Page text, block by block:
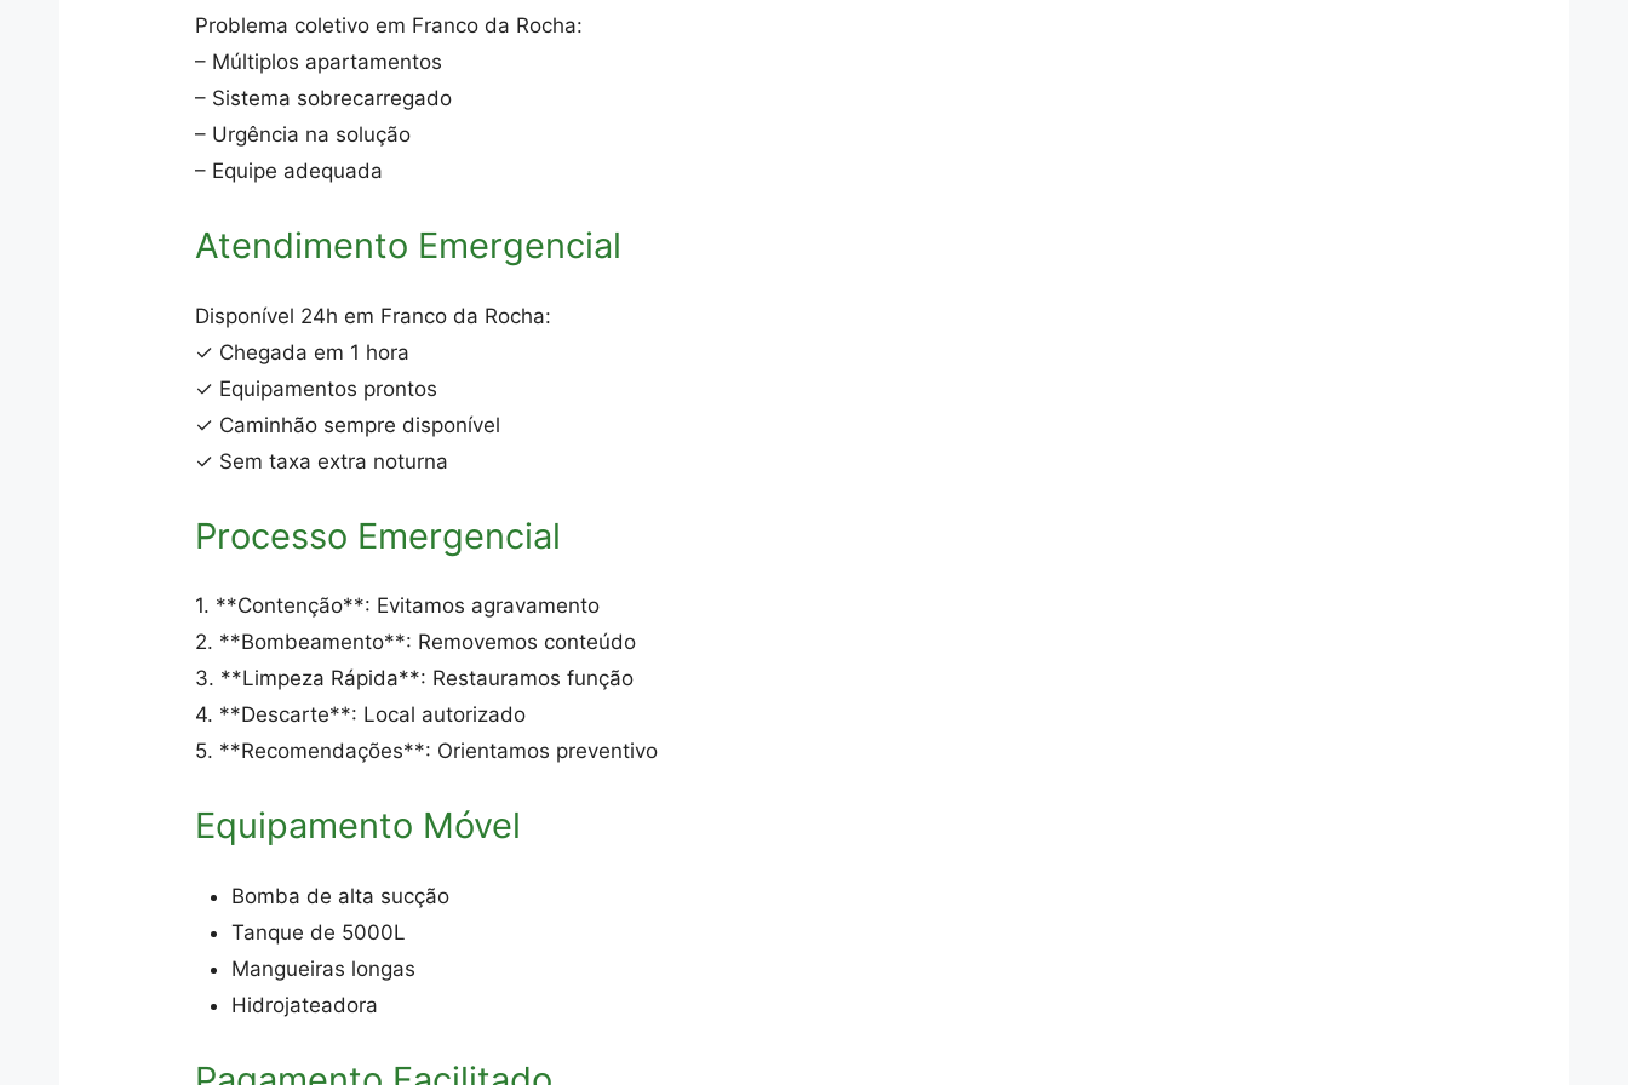
Problema coletivo em Franco da Rocha:
– Múltiplos apartamentos
– Sistema sobrecarregado
– Urgência na solução
– Equipe adequada
Atendimento Emergencial
Disponível 24h em Franco da Rocha:
✓ Chegada em 1 hora
✓ Equipamentos prontos
✓ Caminhão sempre disponível
✓ Sem taxa extra noturna
Processo Emergencial
1. **Contenção**: Evitamos agravamento
2. **Bombeamento**: Removemos conteúdo
3. **Limpeza Rápida**: Restauramos função
4. **Descarte**: Local autorizado
5. **Recomendações**: Orientamos preventivo
Equipamento Móvel
Bomba de alta sucção
Tanque de 5000L
Mangueiras longas
Hidrojateadora